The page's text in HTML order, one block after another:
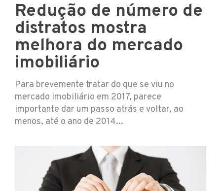
Redução de número de
distratos mostra
melhora do mercado
imobiliário
Para brevemente tratar do que se viu no
mercado imobiliário em 2017, parece
importante dar um passo atrás e voltar, ao
menos, até o ano de 2014...